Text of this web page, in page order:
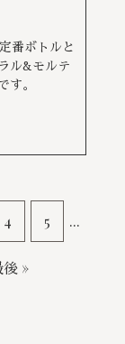
番ボトルと
ル&モルテ
す。
4 5 ...
»